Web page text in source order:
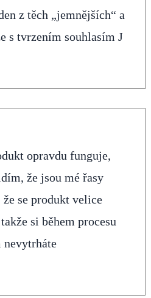
z těch „jemnějších“ a
s tvrzením souhlasím J
opravdu funguje,
že jsou mé řasy
se produkt velice
si během procesu